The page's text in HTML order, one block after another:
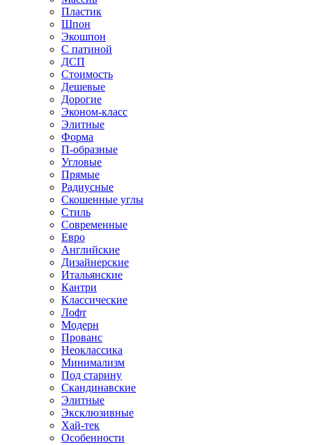
Пластик
Шпон
Экошпон
С патиной
ДСП
Стоимость
Дешевые
Дорогие
Эконом-класс
Элитные
Форма
П-образные
Угловые
Прямые
Радиусные
Скошенные углы
Стиль
Современные
Евро
Английские
Дизайнерские
Итальянские
Кантри
Классические
Лофт
Модерн
Прованс
Неоклассика
Минимализм
Под старину
Скандинавские
Элитные
Эксклюзивные
Хай-тек
Особенности